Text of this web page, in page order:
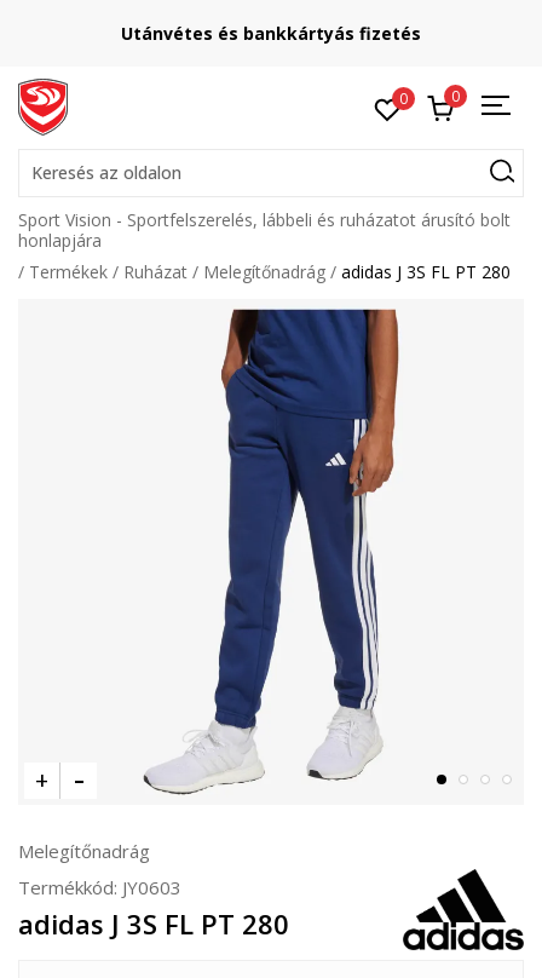
Lépj velünk kapcsolatba
online@sport-vision.hu
0 0
Keresés az oldalon
Sport Vision - Sportfelszerelés, lábbeli és ruházatot árusító bolt
honlapjára
Termékek
Ruházat Melegítőnadrág adidas J 3S FL PT 280
Melegítőnadrág
Termékkód: JY0603
adidas J 3S FL PT 280